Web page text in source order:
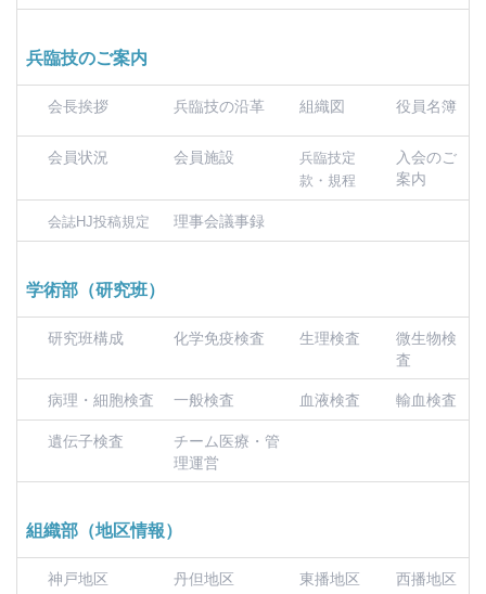
兵臨技のご案内
会長挨拶 兵臨技の沿革 組織図 役員名簿
会員状況 会員施設
兵臨技定
款・規程
入会のご
案内
会誌HJ投稿規定 理事会議事録
学術部（研究班）
研究班構成 化学免疫検査 生理検査
微生物検
査
病理・細胞検査
一般検査 血液検査
輸血検査
遺伝子検査
チーム医療・管
理運営
組織部（地区情報）
神戸地区 丹但地区 東播地区 西播地区